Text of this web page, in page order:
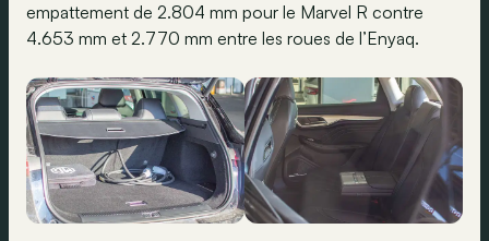
empattement de 2.804 mm pour le Marvel R contre
4.653 mm et 2.770 mm entre les roues de l’Enyaq.